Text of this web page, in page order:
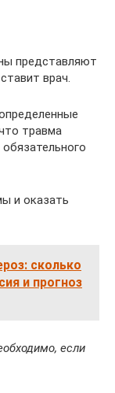
представляют
врач.
травма
и оказать
сколько
и прогноз
если